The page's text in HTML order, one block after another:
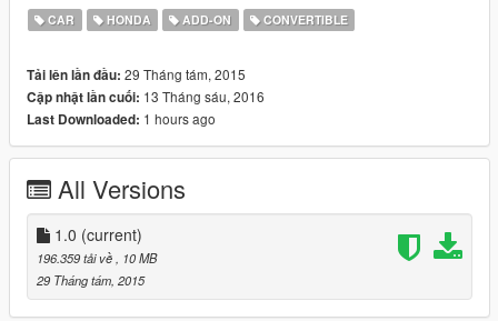
If you want to download AP1 version.
Eğer AP1 versiyonunu indirmek istiyorsanız.
CAR HONDA ADD-ON CONVERTIBLE
Tải lên lần đầu: 29 Tháng tám, 2015
Cập nhật lần cuối: 13 Tháng sáu, 2016
Last Downloaded: 1 hours ago
All Versions
1.0 (current)
196.359 tải về
, 10 MB
29 Tháng tám, 2015